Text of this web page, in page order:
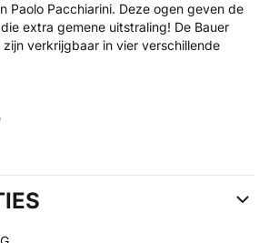
Paolo Pacchiarini. Deze ogen geven de
extra gemene uitstraling! De Bauer
verkrijgbaar in vier verschillende